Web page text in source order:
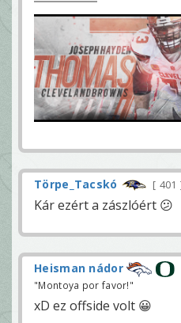
Törpe_Tacskó 401
Kár ezért a zászlóért 😕
Heisman nádor
"Montoya por favor!"
xD ez offside volt 😀